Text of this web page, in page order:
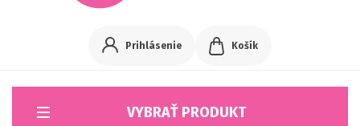
Prihlásenie Košík
VYBRAŤ PRODUKT